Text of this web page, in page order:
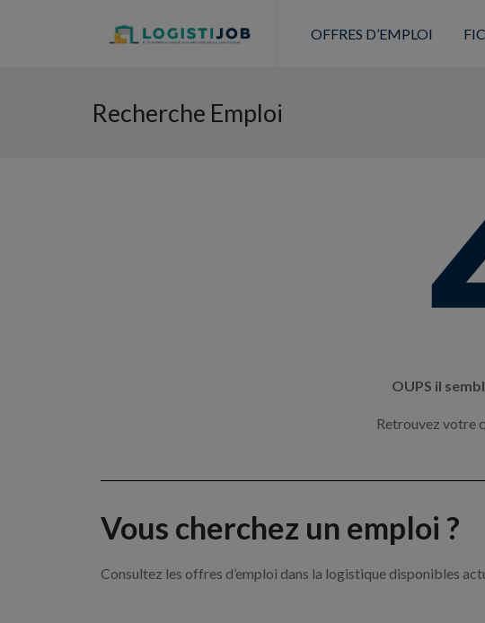
OFFRES D’EMPLOI
Recherche Emploi
OUPS il
Retrouvez votre
Vous cherchez un emploi ?
Consultez les offres d’emploi dans la logistique disponibles